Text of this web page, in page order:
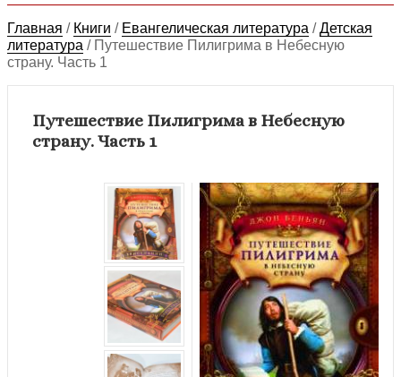
Главная / Книги / Евангелическая литература /Детская
литература / Путешествие Пилигрима в Небесную
страну. Часть 1
Путешествие Пилигрима в Небесную
страну. Часть 1